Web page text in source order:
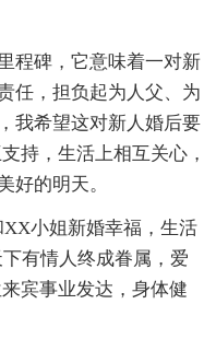
程碑，它意味着一对新
任，担负起为人父、为
我希望这对新人婚后要
持，生活上相互关心，
好的明天。
小姐新婚幸福，生活
有情人终成眷属，爱
宾事业发达，身体健